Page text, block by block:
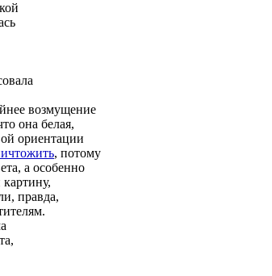
возмущение
она белая,
ориентации
, потому
а особенно
правда,